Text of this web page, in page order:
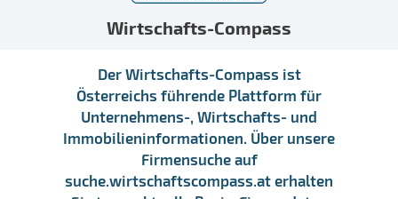
Wirtschafts-Compass
Der Wirtschafts-Compass ist
Österreichs führende Plattform für
Unternehmens-, Wirtschafts- und
Immobilieninformationen. Über unsere
Firmensuche auf
suche.wirtschaftscompass.at erhalten